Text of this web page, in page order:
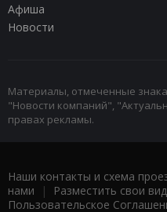
Афиша
Новости
Материалы, отмеченные
"Новости компаний",
правах рекламы.
Наши контакты и схема
нами | Разместить свои
Пользовательское